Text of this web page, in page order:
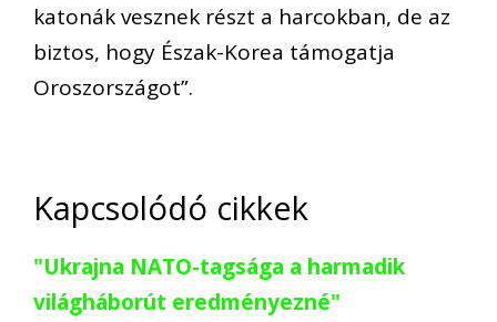
katonák vesznek részt a harcokban, de az
biztos, hogy Észak-Korea támogatja
Oroszországot”.
Kapcsolódó cikkek
"Ukrajna NATO-tagsága a harmadik
világháborút eredményezné"